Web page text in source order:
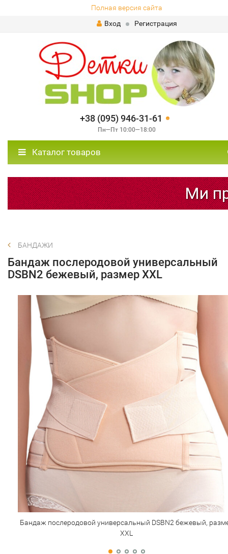
Полная версия сайта
Вход
Регистрация
+38 (095) 946-31-61
Пн—Пт 10:00—18:00
Каталог товаров
Ми
БАНДАЖИ
Бандаж послеродовой универсальный
DSBN2 бежевый, размер XXL
Бандаж послеродовой универсальный DSBN2 бежевый,
XXL